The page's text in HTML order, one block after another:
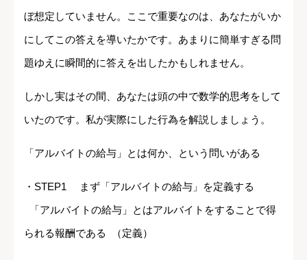
ぼ想定していません。ここで重要なのは、あなたがいか
にしてこの答えを導いたかです。あまりに簡単すぎる問
題ゆえに瞬間的に答えを出したかもしれません。
しかし実はその間、あなたは頭の中で数学的思考をして
いたのです。私が実際にした行為を解説しましょう。
「アルバイトの給与」とは何か、という問いがある
・STEP1 まず「アルバイトの給与」を定義する
「アルバイトの給与」とはアルバイトをすることで得
られる報酬である （定義）